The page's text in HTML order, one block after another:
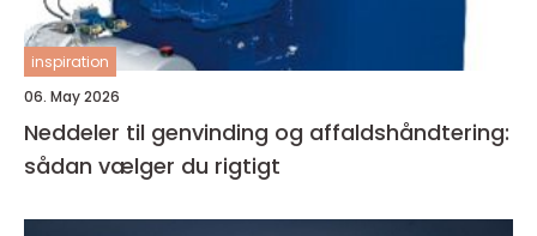
inspiration
06. May 2026
Neddeler til genvinding og affaldshåndtering:
sådan vælger du rigtigt